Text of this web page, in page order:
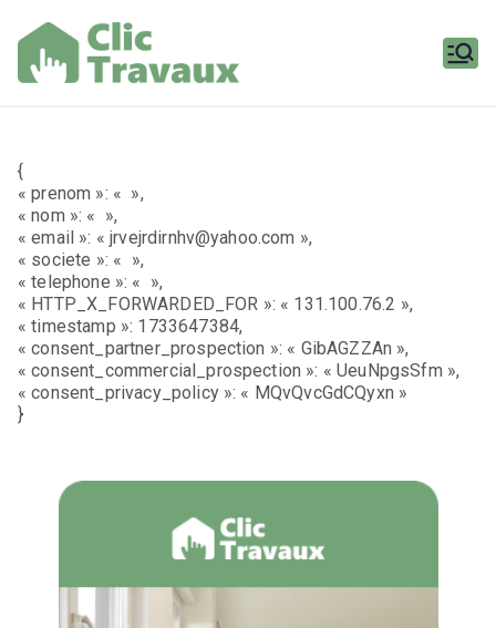
contenu
{
« prenom »: « »,
« nom »: « »,
« email »: « jrvejrdirnhv@yahoo.com »,
« societe »: « »,
« telephone »: « »,
« HTTP_X_FORWARDED_FOR »: « 131.100.76.2 »,
« timestamp »: 1733647384,
« consent_partner_prospection »: « GibAGZZAn »,
« consent_commercial_prospection »: « UeuNpgsSfm »,
« consent_privacy_policy »: « MQvQvcGdCQyxn »
}